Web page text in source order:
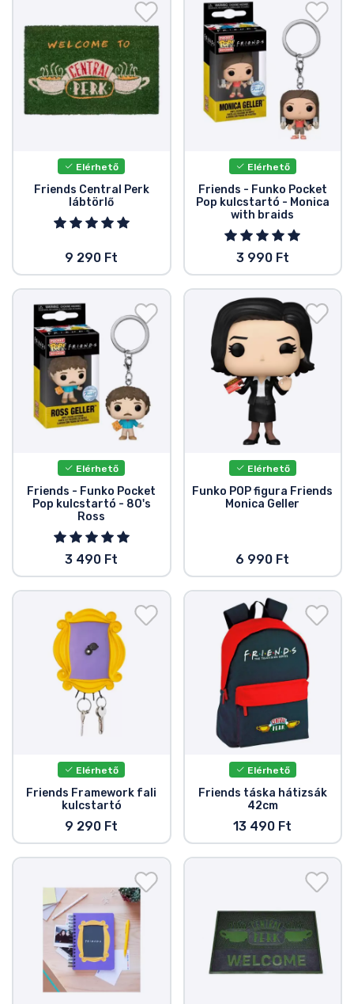
Elérhető
Friends Central Perk
lábtörlő
9 290 Ft
Elérhető
Friends - Funko Pocket
Pop kulcstartó - Monica
with braids
3 990 Ft
Elérhető
Friends - Funko Pocket
Pop kulcstartó - 80's
Ross
3 490 Ft
Elérhető
Funko POP figura Friends
Monica Geller
6 990 Ft
Elérhető
Friends Framework fali
kulcstartó
9 290 Ft
Elérhető
Friends táska hátizsák
42cm
13 490 Ft